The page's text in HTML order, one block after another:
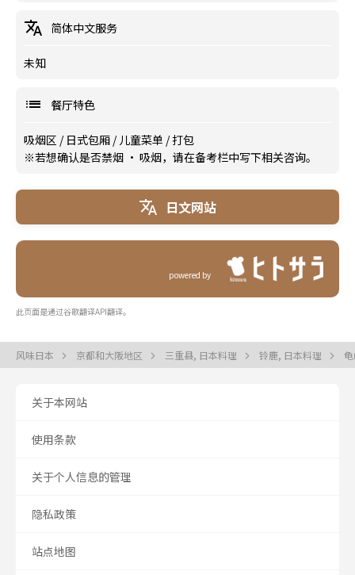
简体中文服务
未知
餐厅特色
吸烟区 / 日式包厢 /儿童菜单 /打包
※若想确认是否禁烟 · 吸烟，请在备考栏中写下相关咨询。
日文网站
powered by
此页面是通过谷歌翻译API翻译。
风味日本 京都和大阪地区 三重县, 日本料理 铃鹿, 日本料理
关于本网站
使用条款
关于个人信息的管理
隐私政策
站点地图